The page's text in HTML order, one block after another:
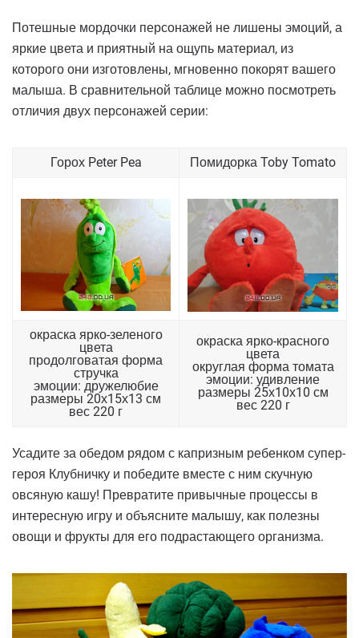
Потешные мордочки персонажей не лишены эмоций, а
яркие цвета и приятный на ощупь материал, из
которого они изготовлены, мгновенно покорят вашего
малыша. В сравнительной таблице можно посмотреть
отличия двух персонажей серии:
Горох Peter Pea Помидорка Toby Tomato
окраска ярко-зеленого
цвета
продолговатая форма
стручка
эмоции: дружелюбие
размеры 20х15х13 см
вес 220 г
окраска ярко-красного
цвета
округлая форма томата
эмоции: удивление
размеры 25х10х10 см
вес 220 г
Усадите за обедом рядом с капризным ребенком супер-
героя Клубничку и победите вместе с ним скучную
овсяную кашу! Превратите привычные процессы в
интересную игру и объясните малышу, как полезны
овощи и фрукты для его подрастающего организма.